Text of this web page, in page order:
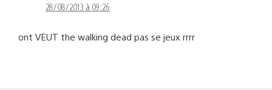
28/08/2013 à 09:26
ont VEUT the walking dead pas se jeux rrrr